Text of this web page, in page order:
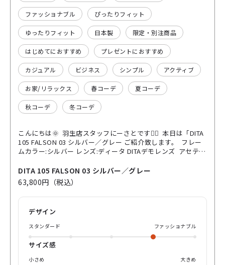
ファッショナブル ぴったりフィット
ゆったりフィット 日本製 限定・別注商品
はじめてにおすすめ プレゼントにおすすめ
カジュアル ビジネス シンプル アクティブ
お家/リラックス 春コーデ 夏コーデ
秋コーデ 冬コーデ
こんにちは🌞 羽生店スタッフにーさとです💁‍♂️ 本日は「DITA
105 FALSON 03 シルバー／グレー ご紹介致します。 フレー
ムカラー:シルバー レンズ:ディータ DITAデモレンズ アセテー
ム。 目を惹くデザイン性とチタンメタル・アセテート素材を
使用しておりますので、軽さとしなやかさがあります。😎 本
当に軽くてストレスを感じづらいフレームになっておりま
す。 特殊な技法ながらの正面の作りや形がDITAの特徴的なデ
ーになりますので、より枠がハッキリと目立つ所にかっこよ
さを感じます。 男女問わず掛けやすいサイズ感になっており
ますので、掛け心地やデザイン性の高いフレームでお探しの
お客様に是非オススメしたい商品です。 度なし、度付き又は
カラーレンズ等ご対応しておりますので 是非パリミキオンラ
イン購入又は取り扱いパリミキ店舗までお越しくださいませ
DITA 105 FALSON 03 シルバー／グレー
63,800円（税込）
デザイン
スタンダード ファッショナブル
サイズ感
小さめ 大きめ